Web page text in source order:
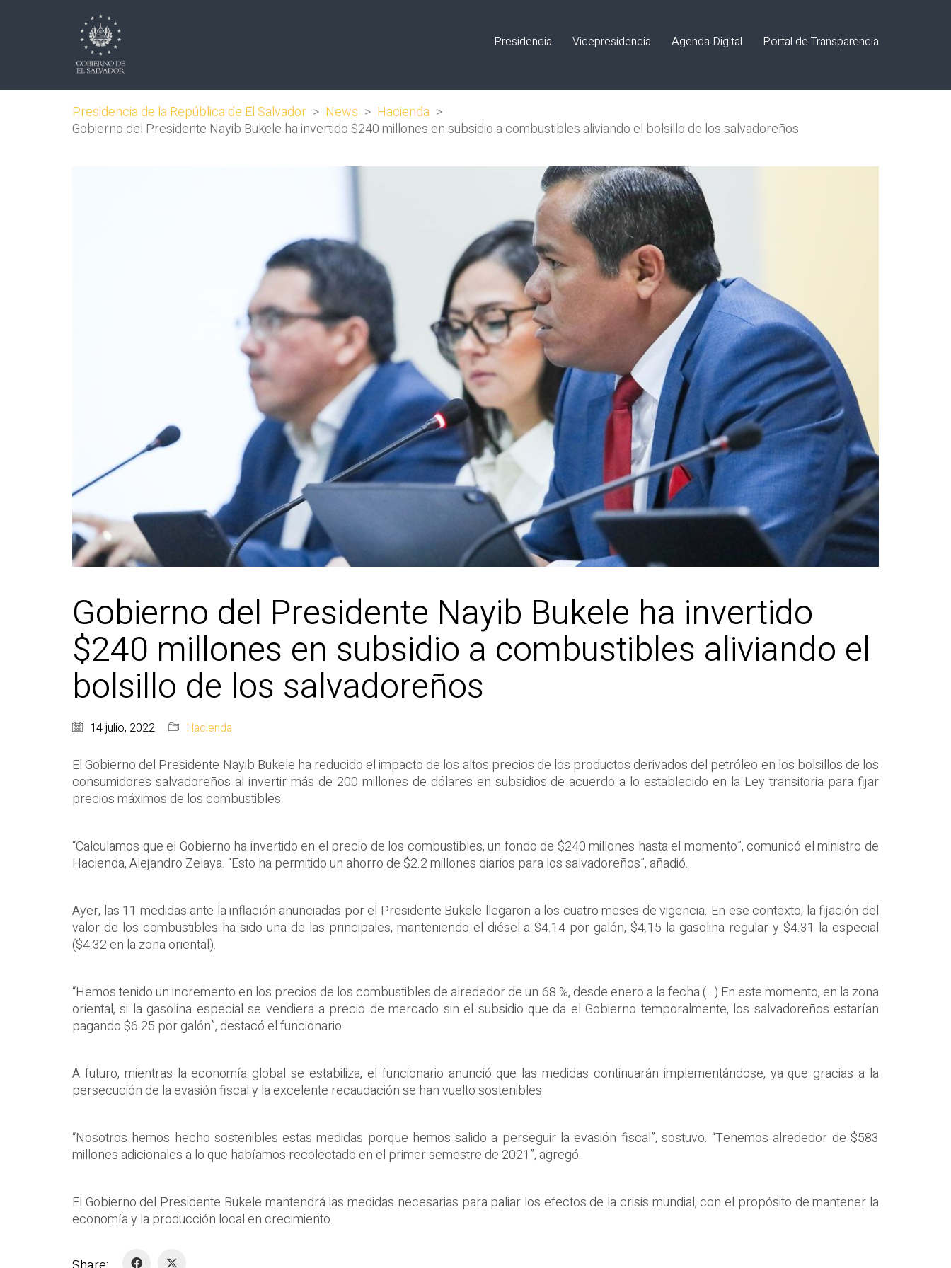
Presidencia Vicepresidencia Agenda Digital Portal de Transparencia
Presidencia de la República de El Salvador > News > Hacienda >
Gobierno del Presidente Nayib Bukele ha invertido $240 millones en subsidio a combustibles aliviando el bolsillo de los salvadoreños
Gobierno del Presidente Nayib Bukele ha invertido
$240 millones en subsidio a combustibles aliviando el
bolsillo de los salvadoreños
14 julio, 2022 Hacienda
El Gobierno del Presidente Nayib Bukele ha reducido el impacto de los altos precios de los productos derivados del petróleo en los bolsillos de los
consumidores salvadoreños al invertir más de 200 millones de dólares en subsidios de acuerdo a lo establecido en la Ley transitoria para fijar
precios máximos de los combustibles.
“Calculamos que el Gobierno ha invertido en el precio de los combustibles, un fondo de $240 millones hasta el momento”, comunicó el ministro de
Hacienda, Alejandro Zelaya. “Esto ha permitido un ahorro de $2.2 millones diarios para los salvadoreños”, añadió.
Ayer, las 11 medidas ante la inflación anunciadas por el Presidente Bukele llegaron a los cuatro meses de vigencia. En ese contexto, la fijación del
valor de los combustibles ha sido una de las principales, manteniendo el diésel a $4.14 por galón, $4.15 la gasolina regular y $4.31 la especial
($4.32 en la zona oriental).
“Hemos tenido un incremento en los precios de los combustibles de alrededor de un 68 %, desde enero a la fecha (…) En este momento, en la zona
oriental, si la gasolina especial se vendiera a precio de mercado sin el subsidio que da el Gobierno temporalmente, los salvadoreños estarían
pagando $6.25 por galón”, destacó el funcionario.
A futuro, mientras la economía global se estabiliza, el funcionario anunció que las medidas continuarán implementándose, ya que gracias a la
persecución de la evasión fiscal y la excelente recaudación se han vuelto sostenibles.
“Nosotros hemos hecho sostenibles estas medidas porque hemos salido a perseguir la evasión fiscal”, sostuvo. “Tenemos alrededor de $583
millones adicionales a lo que habíamos recolectado en el primer semestre de 2021”, agregó.
El Gobierno del Presidente Bukele mantendrá las medidas necesarias para paliar los efectos de la crisis mundial, con el propósito de mantener la
economía y la producción local en crecimiento.